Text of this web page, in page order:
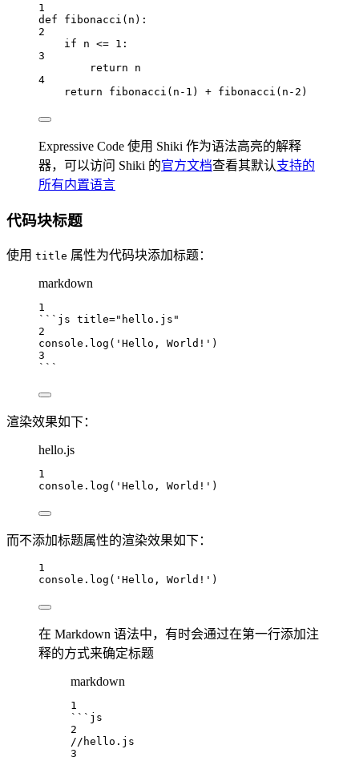
1
def
fibonacci ( n ):
2
if n <= 1 :
3
return n
4
return
fibonacci (n - 1 ) + fibonacci (n - 2 )
Expressive Code 使用 Shiki 作为语法高亮的解释
器，可以访问 Shiki 的官方文档查看其默认支持的
所有内置语言
代码块标题
使用 title 属性为代码块添加标题：
markdown
1
```js title="hello.js"
2
console . log ( 'Hello, World!' )
3
```
渲染效果如下：
hello.js
1
console . log ( 'Hello, World!' )
而不添加标题属性的渲染效果如下：
1
console . log ( 'Hello, World!' )
在 Markdown 语法中，有时会通过在第一行添加注
释的方式来确定标题
markdown
1
```js
2
//hello.js
3